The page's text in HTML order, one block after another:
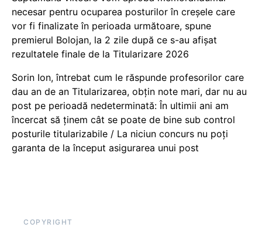
necesar pentru ocuparea posturilor în creșele care
vor fi finalizate în perioada următoare, spune
premierul Bolojan, la 2 zile după ce s-au afișat
rezultatele finale de la Titularizare 2026
Sorin Ion, întrebat cum le răspunde profesorilor care
dau an de an Titularizarea, obțin note mari, dar nu au
post pe perioadă nedeterminată: În ultimii ani am
încercat să ținem cât se poate de bine sub control
posturile titularizabile / La niciun concurs nu poți
garanta de la început asigurarea unui post
COPYRIGHT